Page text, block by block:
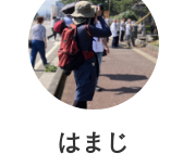
はまじ